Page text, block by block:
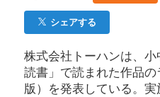
シェアする
株式会社トーハンは、
読書」で読まれた作品
版）を発表している。